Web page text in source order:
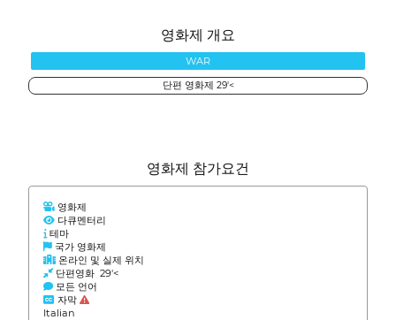
영화제 개요
WAR
단편 영화제 29'<
영화제 참가요건
영화제
다큐멘터리
테마
국가 영화제
온라인 및 실제 위치
단편영화 29'<
모든 언어
자막
Italian